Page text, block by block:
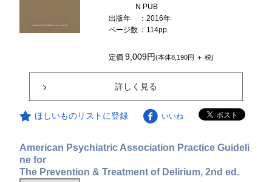
N PUB
出版年
：2016年
ページ数 ：114pp.
定価9,009円(本体8,190円 ＋ 税)
詳しく見る
ほしいものリストに登録 いいね
American Psychiatric Association Practice Guideli
ne for
The Prevention & Treatment of Delirium, 2nd ed.